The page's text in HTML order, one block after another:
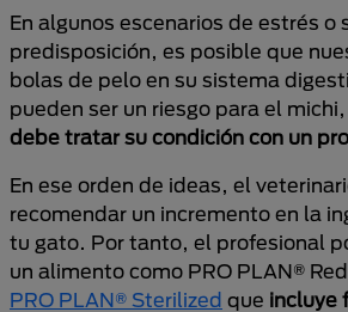
En algunos escenarios de estrés
predisposición, es posible que
bolas de pelo en su sistema
pueden ser un riesgo para el
debe tratar su condición con un
En ese orden de ideas, el
recomendar un incremento en la
tu gato. Por tanto, el profesional
un alimento como PRO PLAN®
PRO PLAN® Sterilized que incluye